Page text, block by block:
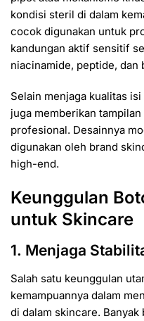
kondisi steril di dalam
cocok digunakan untuk
kandungan aktif sensitif
niacinamide, peptide, dan
Selain menjaga kualitas
juga memberikan
profesional. Desainnya
digunakan oleh brand
high-end.
Keunggulan
untuk Skincare
1. Menjaga
Salah satu keunggulan
kemampuannya dalam
di dalam skincare.